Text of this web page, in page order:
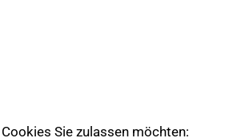
Sie zulassen möchten: